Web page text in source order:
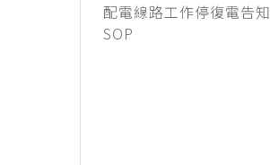
配電線路工作停復電告知
SOP